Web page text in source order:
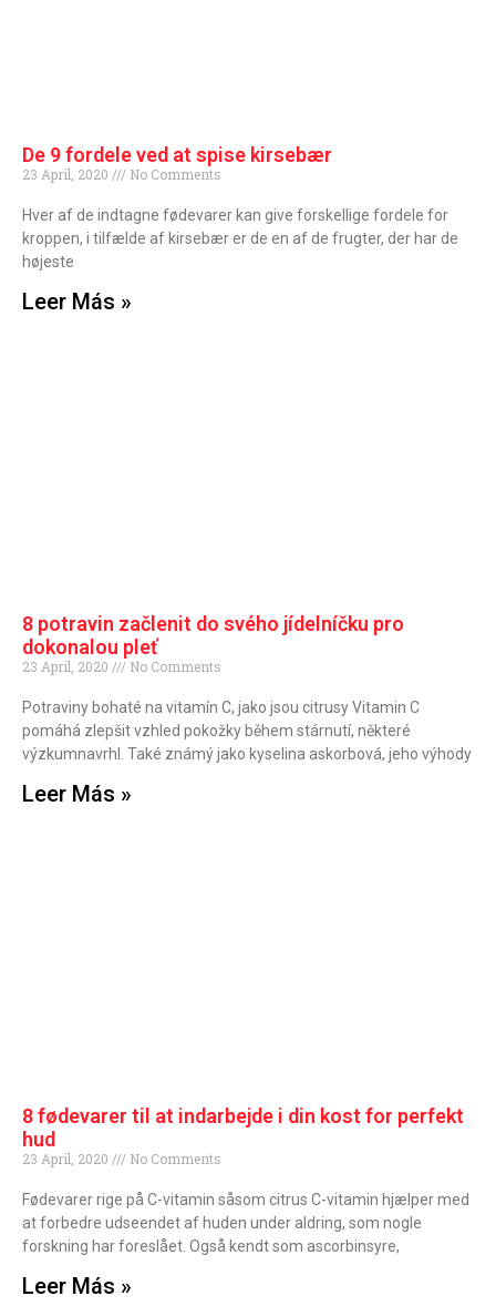
De 9 fordele ved at spise kirsebær
23 April, 2020 No Comments
Hver af de indtagne fødevarer kan give forskellige fordele for
kroppen, i tilfælde af kirsebær er de en af ​​de frugter, der har de
højeste
Leer Más »
8 potravin začlenit do svého jídelníčku pro
dokonalou pleť
23 April, 2020 No Comments
Potraviny bohaté na vitamín C, jako jsou citrusy Vitamin C
pomáhá zlepšit vzhled pokožky během stárnutí, některé
výzkumnavrhl. Také známý jako kyselina askorbová, jeho výhody
Leer Más »
8 fødevarer til at indarbejde i din kost for perfekt
hud
23 April, 2020 No Comments
Fødevarer rige på C-vitamin såsom citrus C-vitamin hjælper med
at forbedre udseendet af huden under aldring, som nogle
forskning har foreslået. Også kendt som ascorbinsyre,
Leer Más »